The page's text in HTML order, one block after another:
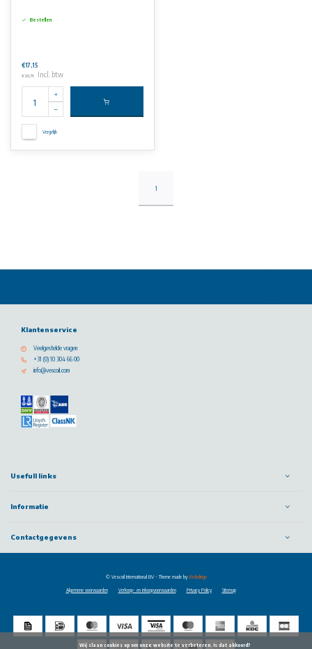
Bestellen
€17,15
€20,75 Incl. btw
Vergelijk
1
Klantenservice
Veelgestelde vragen
+31 (0) 10 304 66 00
info@vescoil.com
Usefull links
Informatie
Contactgegevens
Algemene voorwaarden Verkoop- en inkoopvoorwaarden Privacy Policy Sitemap
© Vescoil International BV - Theme made byWebdinge